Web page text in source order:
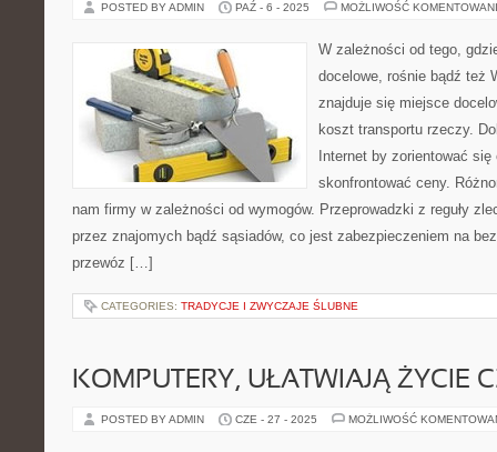
POSTED BY ADMIN PAŹ - 6 - 2025 MOŻLIWOŚĆ
W zależności od tego,
docelowe, rośnie bądź też
znajduje się miejsce
koszt transportu rzeczy.
Internet by zorientować
skonfrontować ceny.
nam firmy w zależności od wymogów. Przeprowadzki z reguły
przez znajomych bądź sąsiadów, co jest zabezpieczeniem na
przewóz […]
CATEGORIES: TRADYCJE I ZWYCZAJE ŚLUBNE
KOMPUTERY, UŁATWIAJĄ ŻYCIE
POSTED BY ADMIN CZE - 27 - 2025 MOŻLIWOŚĆ